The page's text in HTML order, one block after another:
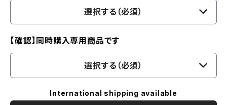
選択する（必須）
【確認】同時購入専用商品です
選択する（必須）
International shipping available